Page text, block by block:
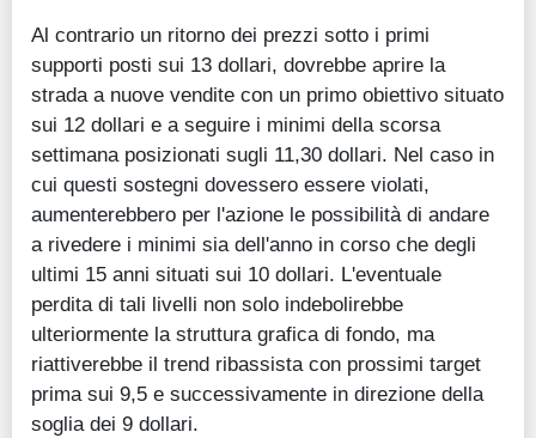
Al contrario un ritorno dei prezzi sotto i primi
supporti posti sui 13 dollari, dovrebbe aprire la
strada a nuove vendite con un primo obiettivo situato
sui 12 dollari e a seguire i minimi della scorsa
settimana posizionati sugli 11,30 dollari. Nel caso in
cui questi sostegni dovessero essere violati,
aumenterebbero per l'azione le possibilità di andare
a rivedere i minimi sia dell'anno in corso che degli
ultimi 15 anni situati sui 10 dollari. L'eventuale
perdita di tali livelli non solo indebolirebbe
ulteriormente la struttura grafica di fondo, ma
riattiverebbe il trend ribassista con prossimi target
prima sui 9,5 e successivamente in direzione della
soglia dei 9 dollari.